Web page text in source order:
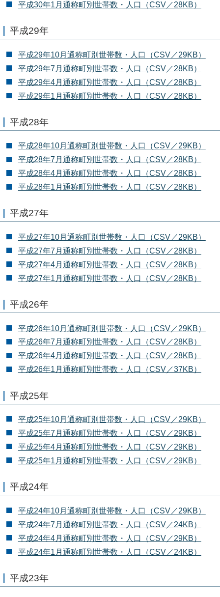
平成30年1月通称町別世帯数・人口（CSV／28KB）
平成29年
平成29年10月通称町別世帯数・人口（CSV／29KB）
平成29年7月通称町別世帯数・人口（CSV／28KB）
平成29年4月通称町別世帯数・人口（CSV／28KB）
平成29年1月通称町別世帯数・人口（CSV／28KB）
平成28年
平成28年10月通称町別世帯数・人口（CSV／29KB）
平成28年7月通称町別世帯数・人口（CSV／28KB）
平成28年4月通称町別世帯数・人口（CSV／28KB）
平成28年1月通称町別世帯数・人口（CSV／28KB）
平成27年
平成27年10月通称町別世帯数・人口（CSV／29KB）
平成27年7月通称町別世帯数・人口（CSV／28KB）
平成27年4月通称町別世帯数・人口（CSV／28KB）
平成27年1月通称町別世帯数・人口（CSV／28KB）
平成26年
平成26年10月通称町別世帯数・人口（CSV／29KB）
平成26年7月通称町別世帯数・人口（CSV／28KB）
平成26年4月通称町別世帯数・人口（CSV／28KB）
平成26年1月通称町別世帯数・人口（CSV／37KB）
平成25年
平成25年10月通称町別世帯数・人口（CSV／29KB）
平成25年7月通称町別世帯数・人口（CSV／29KB）
平成25年4月通称町別世帯数・人口（CSV／29KB）
平成25年1月通称町別世帯数・人口（CSV／29KB）
平成24年
平成24年10月通称町別世帯数・人口（CSV／29KB）
平成24年7月通称町別世帯数・人口（CSV／24KB）
平成24年4月通称町別世帯数・人口（CSV／29KB）
平成24年1月通称町別世帯数・人口（CSV／24KB）
平成23年